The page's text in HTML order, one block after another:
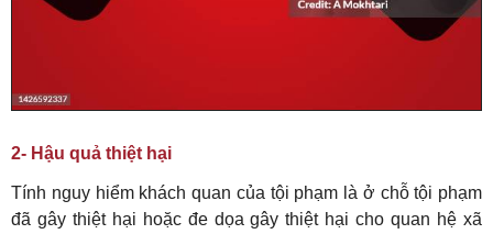
2- Hậu quả thiệt hại
Tính nguy hiểm khách quan của tội phạm là ở chỗ tội phạm
đã gây thiệt hại hoặc đe dọa gây thiệt hại cho quan hệ xã